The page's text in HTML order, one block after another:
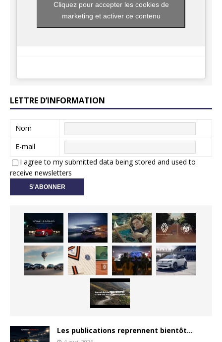
Cliquez pour accepter les cookies de
marketing et activer ce contenu
LETTRE D’INFORMATION
Nom
E-mail
I agree to my submitted data being stored and used to
receive newsletters
Les publications reprennent bientôt…